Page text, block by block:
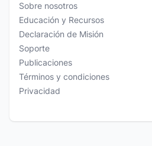
Sobre nosotros
Educación y Recursos
Declaración de Misión
Soporte
Publicaciones
Términos y condiciones
Privacidad